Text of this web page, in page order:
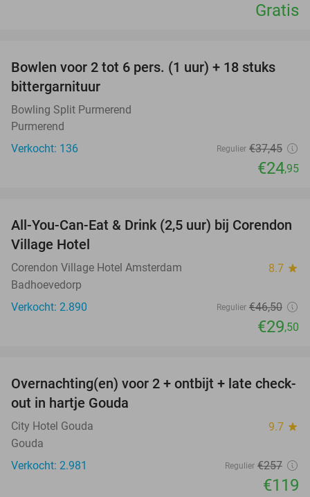
Gratis
33%
Bowlen voor 2 tot 6 pers. (1 uur) + 18 stuks
bittergarnituur
Bowling Split Purmerend
Purmerend
Verkocht: 136
Regulier €37,45
€24,95
37%
All-You-Can-Eat & Drink (2,5 uur) bij Corendon
Village Hotel
Corendon Village Hotel Amsterdam 8.7 star
Badhoevedorp
Verkocht: 2.890
Regulier €46,50
€29,50
54%
Overnachting(en) voor 2 + ontbijt + late check-
out in hartje Gouda
City Hotel Gouda 9.7 star
Gouda
Verkocht: 2.981
Regulier €257
€119